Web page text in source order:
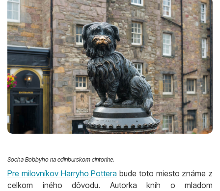
Socha Bobbyho na edinburskom cintoríne.
Pre milovníkov Harryho Pottera bude toto miesto známe z
celkom iného dôvodu. Autorka kníh o mladom